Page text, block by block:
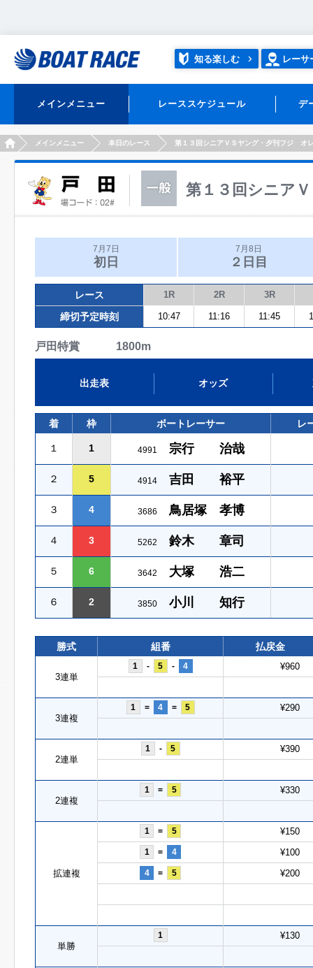
知る楽しむ レーサ
メインメニュー レーススケジュール デ
HOMEメインメニュー 本日のレース 第１３回シニアＶＳヤング・夕刊フジ オ
第１３回シニア
7月7日
初日
7月8日
２日目
レース 1R 2R 3R
締切予定時刻 10:47 11:16 11:45
戸田特賞 1800m
出走表 オッズ
着 枠 ボートレーサー レ
１ 1 4991 宗行 治哉
２ 5 4914 吉田 裕平
３ 4 3686 鳥居塚 孝博
４ 3 5262 鈴木 章司
５ 6 3642 大塚 浩二
６ 2 3850 小川 知行
勝式 組番 払戻金
3連単
1 - 5 - 4 ¥960
3連複
1 = 4 = 5 ¥290
2連単
1 - 5 ¥390
2連複
1 = 5 ¥330
拡連複
1 = 5 ¥150
1 = 4 ¥100
4 = 5 ¥200
単勝
1 ¥130